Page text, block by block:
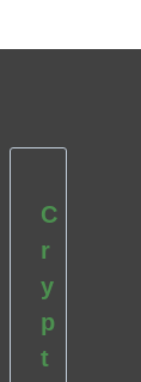
C
r
y
p
t